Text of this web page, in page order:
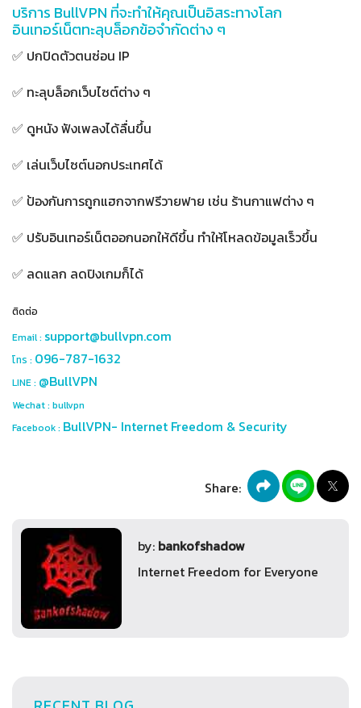
บริการ BullVPN ที่จะทำให้คุณเป็นอิสระทางโลก
อินเทอร์เน็ตทะลุบล็อกข้อจำกัดต่าง ๆ
✅ ปกปิดตัวตนซ่อน IP
✅ ทะลุบล็อกเว็บไซต์ต่าง ๆ
✅ ดูหนัง ฟังเพลงได้ลื่นขึ้น
✅ เล่นเว็บไซต์นอกประเทศได้
✅ ป้องกันการถูกแฮกจากฟรีวายฟาย เช่น ร้านกาแฟต่าง ๆ
✅ ปรับอินเทอร์เน็ตออกนอกให้ดีขึ้น ทำให้โหลดข้อมูลเร็วขึ้น
✅ ลดแลก ลดปิงเกมก็ได้
ติดต่อ
Email : support@bullvpn.com
โทร : 096-787-1632
LINE : @BullVPN
Wechat : bullvpn
Facebook : BullVPN- Internet Freedom & Security
Share:
by: bankofshadow
Internet Freedom for Everyone